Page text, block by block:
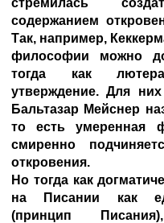
стремилась
содержанием
Так, например,
философии можно
тогда как
утверждение. Для
Бальтазар Мейснер
то есть умеренная
смиренно
откровения.
Но тогда как
на Писании как
(принцип